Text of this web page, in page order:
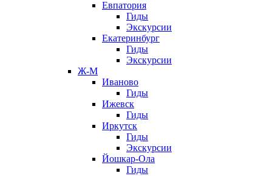
Евпатория
Гиды
Экскурсии
Екатеринбург
Гиды
Экскурсии
Ж-М
Иваново
Гиды
Ижевск
Гиды
Иркутск
Гиды
Экскурсии
Йошкар-Ола
Гиды